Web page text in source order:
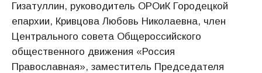
Гизатуллин, руководитель ОРОиК Городецкой
епархии, Кривцова Любовь Николаевна, член
Центрального совета Общероссийского
общественного движения «Россия
Православная», заместитель Председателя